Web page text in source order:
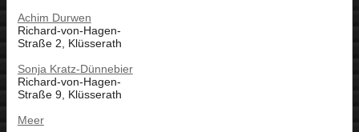
Achim Durwen
Richard-von-Hagen-
Straße 2, Klüsserath
Sonja Kratz-Dünnebier
Richard-von-Hagen-
Straße 9, Klüsserath
Meer